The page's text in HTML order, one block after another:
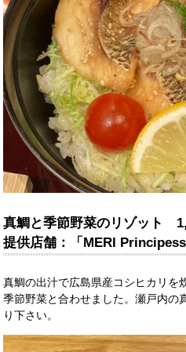
真鯛と季節野菜のリゾット
提供店舗：「MERI
真鯛の出汁で広島県産コシヒカリを
季節野菜と合わせました。瀬戸内の
り下さい。